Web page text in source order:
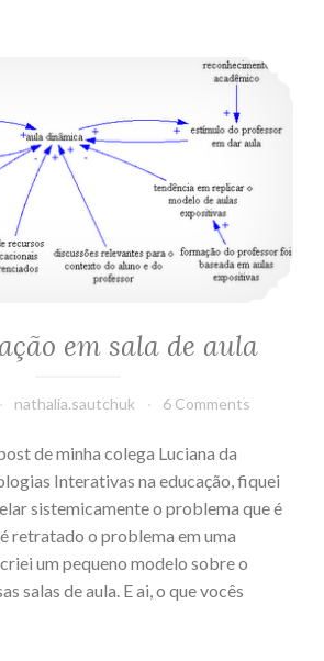
em sala de aula
nathalia.sautchuk 6 Comments
de minha colega Luciana da
Interativas na educação, fiquei
sistemicamente o problema que é
retratado o problema em uma
um pequeno modelo sobre o
salas de aula. E ai, o que vocês